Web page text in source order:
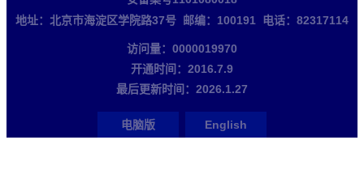
地址：北京市海淀区学院路37号 邮编：100191 电话：82317114
访问量： 0000019970
开通时间： 2016.7.9
最后更新时间： 2026.1.27
电脑版 English